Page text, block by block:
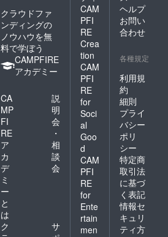
クラウドファ
ンディングの
ノウハウを無
料で学ぼう
CAMPFIRE
アカデミー
CA
MP
FI
RE
ア
カ
デ
ミ
ー
と
は
説
明
会
・
相
談
会
ク
サ
CAM
PFI
RE
Crea
tion
CAM
PFI
RE
for
Soci
al
Goo
d
CAM
PFI
RE
for
Ente
rtain
men
ヘルプ
お問い
合わせ
各種規定
利用規
約
細則
プライ
バシー
ポリ
シー
特定商
取引法
に基づ
く表記
情報セ
キュリ
ティ方